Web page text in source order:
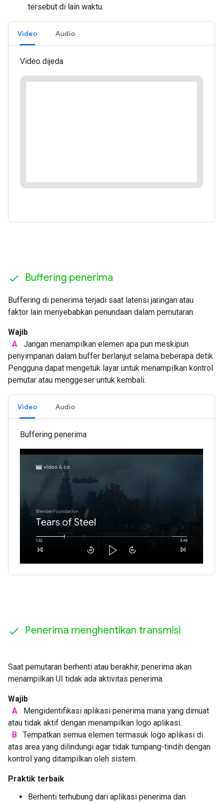
tersebut di lain waktu.
Video Audio
Video dijeda
Buffering penerima
Buffering di penerima terjadi saat latensi jaringan atau
faktor lain menyebabkan penundaan dalam pemutaran.
Wajib
A
Jangan menampilkan elemen apa pun meskipun
penyimpanan dalam buffer berlanjut selama beberapa detik.
Pengguna dapat mengetuk layar untuk menampilkan kontrol
pemutar atau menggeser untuk kembali.
Video Audio
Buffering penerima
Penerima menghentikan transmisi
Saat pemutaran berhenti atau berakhir, penerima akan
menampilkan UI tidak ada aktivitas penerima.
Wajib
A
Mengidentifikasi aplikasi penerima mana yang dimuat
atau tidak aktif dengan menampilkan logo aplikasi.
B
Tempatkan semua elemen termasuk logo aplikasi di
atas area yang dilindungi agar tidak tumpang-tindih dengan
kontrol yang ditampilkan oleh sistem.
Praktik terbaik
Berhenti terhubung dari aplikasi penerima dan